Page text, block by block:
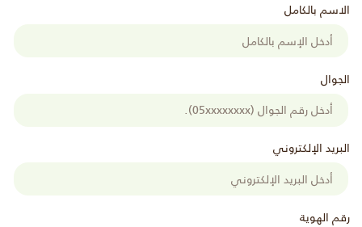
الاسم بالكامل
الجوال
البريد الإلكتروني
رقم الهوية